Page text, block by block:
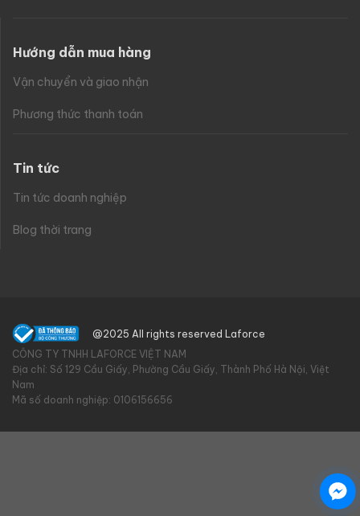
Hướng dẫn mua hàng
Vận chuyển và giao nhận
Phương thức thanh toán
Tin tức
Tin tức doanh nghiệp
Blog thời trang
@2025 All rights reserved Laforce
CÔNG TY TNHH LAFORCE VIỆT NAM
Địa chỉ: Số 129 Cầu Giấy, Phường Cầu Giấy, Thành Phố Hà Nội, Việt
Nam
Mã số doanh nghiệp: 0106156656